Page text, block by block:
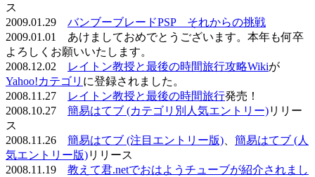
ス
2009.01.29 バンブーブレードPSP それからの挑戦
2009.01.01 あけましておめでとうございます。本年も何卒
よろしくお願いいたします。
2008.12.02
レイトン教授と最後の時間旅行攻略Wikiが
Yahoo!カテゴリ に登録されました。
2008.11.27
レイトン教授と最後の時間旅行発売！
2008.10.27 簡易はてブ (カテゴリ別人気エントリー)リリー
ス
2008.11.26 簡易はてブ (注目エントリー版)
簡易はてブ (人
気エントリー版)リリース
2008.11.19 教えて君.netでおはようチューブが紹介されまし